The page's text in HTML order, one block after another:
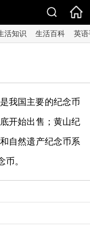
活知识 生活百科 英
我国主要的纪念币
开始出售；黄山纪
自然遗产纪念币系
。